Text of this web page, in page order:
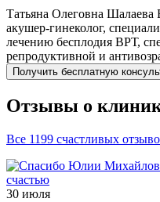
Татьяна Олеговна Шалаева
акушер-гинеколог,
лечению бесплодия ВРТ,
репродуктивной и
Получить бесплатную
Отзывы о
Все 1199 счастливых
30 июля